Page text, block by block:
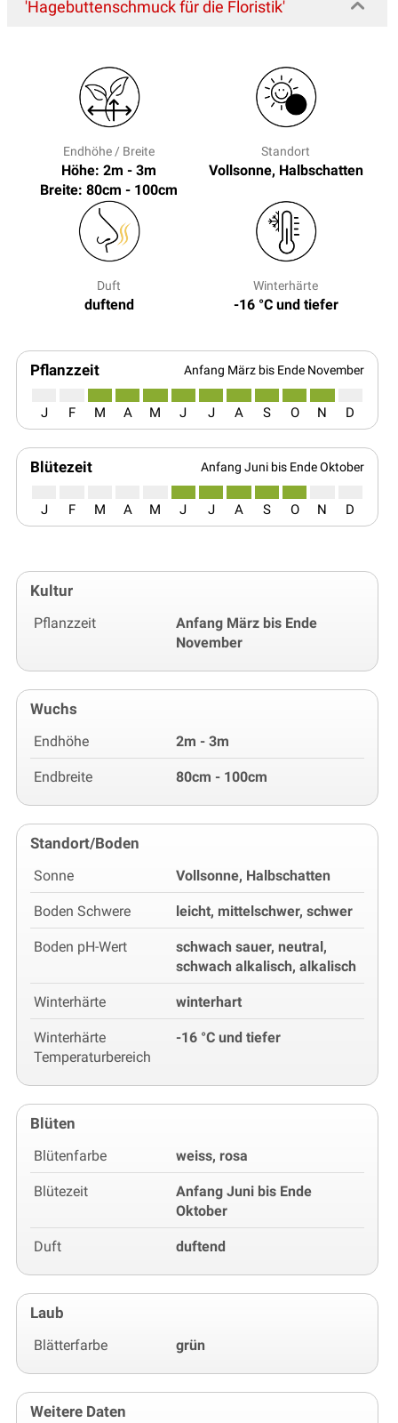
'Hagebuttenschmuck für die Floristik'
Endhöhe / Breite
Höhe: 2m - 3m
Breite: 80cm - 100cm
Standort
Vollsonne, Halbschatten
Duft
duftend
Winterhärte
-16 °C und tiefer
Pflanzzeit Anfang März bis Ende November
J F M A M J J A S O N D
Blütezeit Anfang Juni bis Ende Oktober
J F M A M J J A S O N D
Kultur
Pflanzzeit
Anfang März bis Ende
November
Wuchs
Endhöhe 2m - 3m
Endbreite 80cm - 100cm
Standort/Boden
Sonne Vollsonne, Halbschatten
Boden Schwere leicht, mittelschwer, schwer
Boden pH-Wert
schwach sauer, neutral,
schwach alkalisch, alkalisch
Winterhärte winterhart
Winterhärte
Temperaturbereich
-16 °C und tiefer
Blüten
Blütenfarbe weiss, rosa
Blütezeit
Anfang Juni bis Ende
Oktober
Duft duftend
Laub
Blätterfarbe grün
Weitere Daten